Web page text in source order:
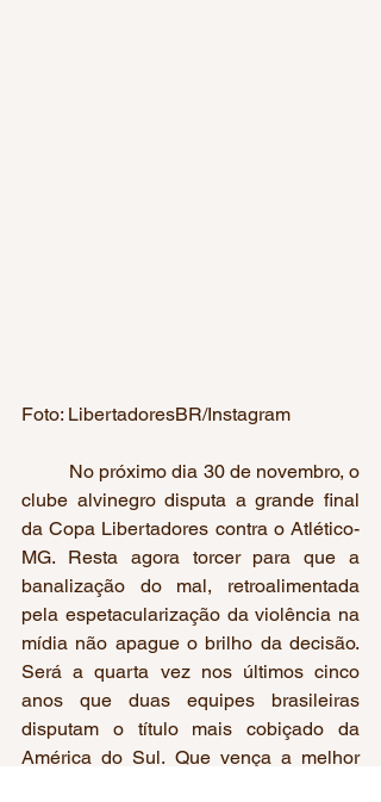
Foto: LibertadoresBR/Instagram
clube alvinegro disputa a grande final
da Copa Libertadores contra o Atlético-
MG. Resta agora torcer para que a
banalização do mal, retroalimentada
pela espetacularização da violência na
mídia não apague o brilho da decisão.
Será a quarta vez nos últimos cinco
anos que duas equipes brasileiras
disputam o título mais cobiçado da
América do Sul. Que vença a melhor